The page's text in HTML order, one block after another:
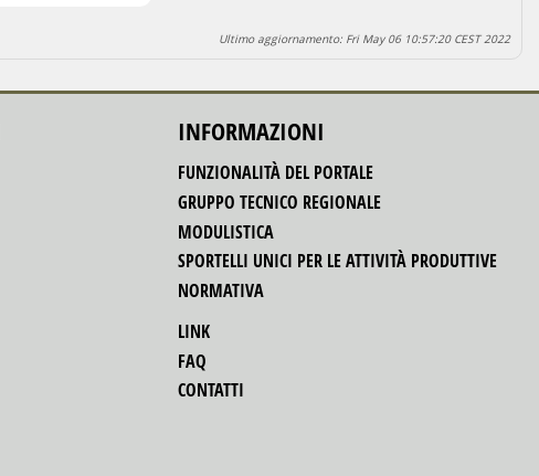
Ultimo aggiornamento: Fri May 06 10:57:20 CEST 2022
INFORMAZIONI
FUNZIONALITÀ DEL PORTALE
GRUPPO TECNICO REGIONALE
MODULISTICA
SPORTELLI UNICI PER LE ATTIVITÀ PRODUTTIVE
NORMATIVA
LINK
FAQ
CONTATTI